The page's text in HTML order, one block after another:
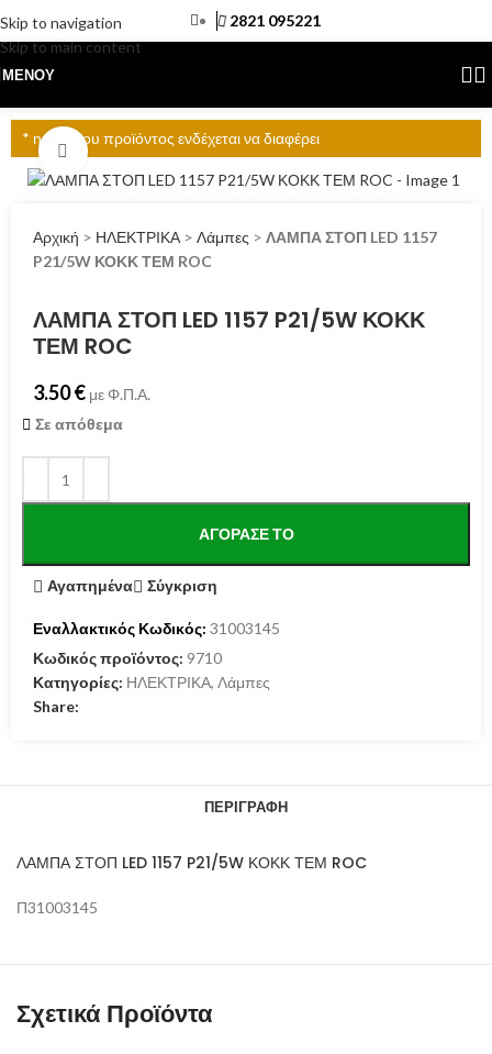
Skip to navigation
Skip to main content
2821 095221
ΜΕΝΟΎ
* η τιμή του προϊόντος ενδέχεται να διαφέρει
Click to enlarge
Αρχική > ΗΛΕΚΤΡΙΚΑ > Λάμπες > ΛΑΜΠΑ ΣΤΟΠ LED 1157
P21/5W ΚΟΚΚ ΤΕΜ ROC
ΛΑΜΠΑ ΣΤΟΠ LED 1157 P21/5W ΚΟΚΚ
ΤΕΜ ROC
3.50€ με Φ.Π.Α.
Σε απόθεμα
ΑΓΌΡΑΣΕ ΤΟ
Αγαπημένα Σύγκριση
Εναλλακτικός Κωδικός: 31003145
Κωδικός προϊόντος: 9710
Κατηγορίες: ΗΛΕΚΤΡΙΚΑ, Λάμπες
Share:
ΠΕΡΙΓΡΑΦΉ
ΛΑΜΠΑ ΣΤΟΠ LED 1157 P21/5W ΚΟΚΚ ΤΕΜ ROC
Π31003145
Σχετικά Προϊόντα